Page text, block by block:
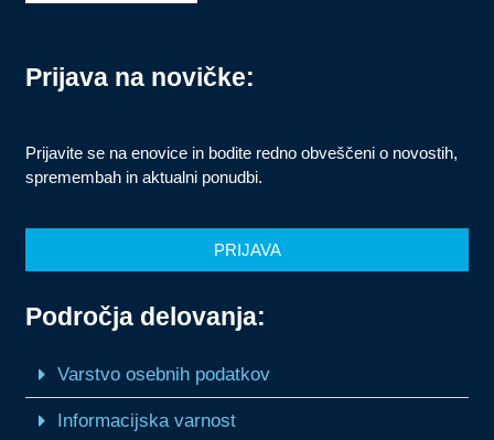
Področja delovanja:
Varstvo osebnih podatkov
Informacijska varnost
Prijava na novičke:
Prijavite se na enovice in bodite redno obveščeni o novostih,
spremembah in aktualni ponudbi.
PRIJAVA